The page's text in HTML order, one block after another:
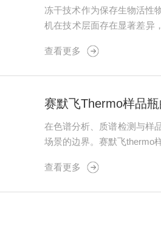
冻干技术作为保存生物活性
机在技术层面存在显著差异
保护。设备通常配备多层可
查看更多
赛默飞Thermo样品
在色谱分析、质谱检测与样
场景的边界。赛默飞thermo
壁经抛光处理，消除挂壁现象
查看更多